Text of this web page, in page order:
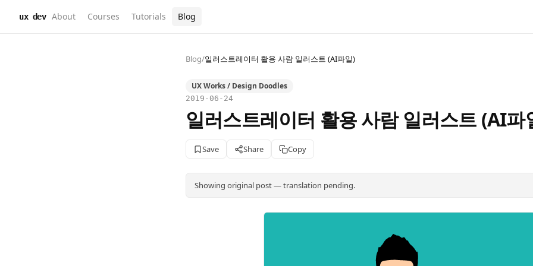
ux dev About Courses Tutorials Blog
Blog/일러스트레이터 활용 사람 일러스트 (AI파일)
UX Works / Design Doodles
2019-06-24
일러스트레이터 활용 사람 일러스트 (AI파
Save Share Copy
Showing original post — translation pending.